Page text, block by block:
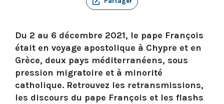
Du 2 au 6 décembre 2021, le pape François
était en voyage apostolique à Chypre et en
Grèce, deux pays méditerranéens, sous
pression migratoire et à minorité
catholique. Retrouvez les retransmissions,
les discours du pape François et les flashs